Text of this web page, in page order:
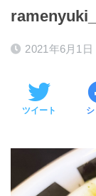
2021年6月1日
ツイート